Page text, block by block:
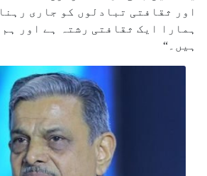
اور ثقافتی تبادلوں کو جاری
ہمارا ایک ثقافتی رشتہ ہے اور
ہیں۔“